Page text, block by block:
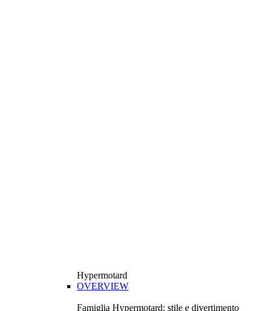
Hypermotard
OVERVIEW
Famiglia Hypermotard: stile e divertimento